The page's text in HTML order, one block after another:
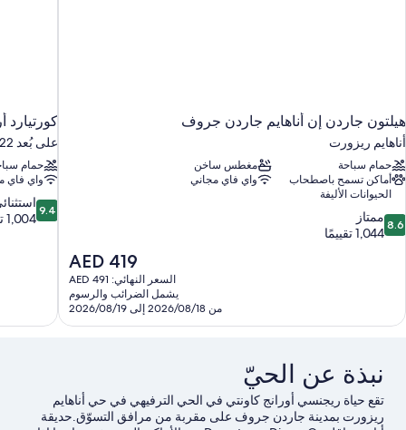
هيلتون جاردن إن أناهايم جاردن جروف
أناهايم ريزورت
حمام سباحة
مغطس ساخن
أماكن تسمح باصطحاب
الحيوانات الأليفة
واي فاي مجاني
8.6
من
8.6 ممتاز
1,044 تقييمًا
السعر
الحالي
هو
AED
419
AED 419
السعر النهائي: AED 491
يشمل الضرائب والرسوم
من 2026/08/18 إلى 2026/08/19
كورتيارد
على بُعد 22 كم من جاردن جروف
حمام
واي فاي
9.4
من
9.4
1,004 تقييمات
نبذة عن الحيّ
تقع حياة ريجنسي أورانج كاونتي في الحي الترفيهي في حي أناهايم
ريزورت بمدينة جاردن جروف على مقربة من مرافق التسوّق.حديقة